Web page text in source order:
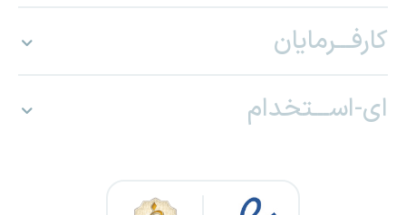
کارفـــرمایان
ای-اســـتخدام